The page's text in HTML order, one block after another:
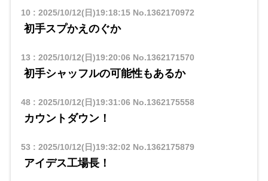
10 : 2025/10/12(日)19:18:15No.1362170972
初手スプかえのぐか
13 : 2025/10/12(日)19:20:06 No.1362171570
初手シャッフルの可能性もあるか
48: 2025/10/12(日)19:31:06 No.1362175558
カウントダウン！
53 : 2025/10/12(日)19:32:02 No.1362175879
アイデス工場長！